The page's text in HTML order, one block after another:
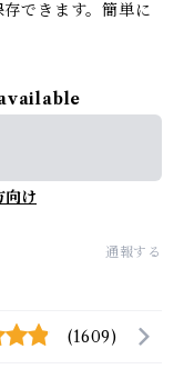
できます。簡単に
向け
通報する
(1609)